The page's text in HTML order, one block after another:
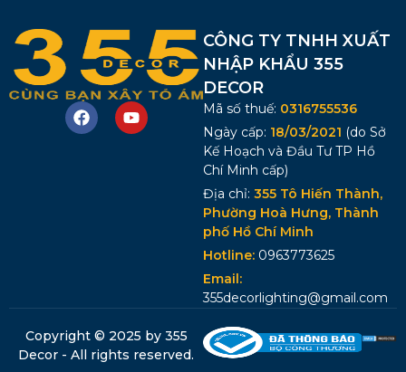
CÔNG TY TNHH XUẤT
NHẬP KHẨU 355
DECOR
Mã số thuế: 0316755536
Ngày cấp: 18/03/2021 (do Sở
Kế Hoạch và Đầu Tư TP Hồ
Chí Minh cấp)
Địa chỉ: 355 Tô Hiến Thành,
Phường Hoà Hưng, Thành
phố Hồ Chí Minh
Hotline: 0963773625
Email:
355decorlighting@gmail.com
Copyright © 2025 by 355
Decor - All rights reserved.